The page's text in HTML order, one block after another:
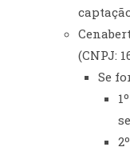
(CNPJ:
Se